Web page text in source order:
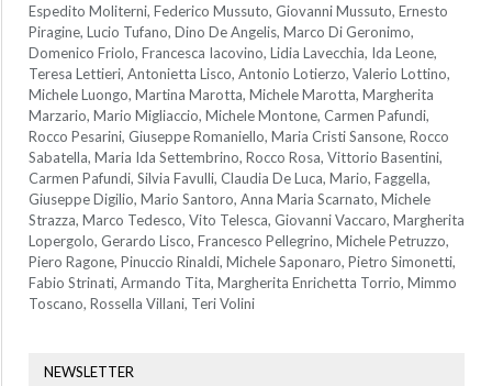
Espedito Moliterni, Federico Mussuto, Giovanni Mussuto, Ernesto
Piragine, Lucio Tufano, Dino De Angelis, Marco Di Geronimo,
Domenico Friolo, Francesca Iacovino, Lidia Lavecchia, Ida Leone,
Teresa Lettieri, Antonietta Lisco, Antonio Lotierzo, Valerio Lottino,
Michele Luongo, Martina Marotta, Michele Marotta, Margherita
Marzario, Mario Migliaccio, Michele Montone, Carmen Pafundi,
Rocco Pesarini, Giuseppe Romaniello, Maria Cristi Sansone, Rocco
Sabatella, Maria Ida Settembrino, Rocco Rosa, Vittorio Basentini,
Carmen Pafundi, Silvia Favulli, Claudia De Luca, Mario, Faggella,
Giuseppe Digilio, Mario Santoro, Anna Maria Scarnato, Michele
Strazza, Marco Tedesco, Vito Telesca, Giovanni Vaccaro, Margherita
Lopergolo, Gerardo Lisco, Francesco Pellegrino, Michele Petruzzo,
Piero Ragone, Pinuccio Rinaldi, Michele Saponaro, Pietro Simonetti,
Fabio Strinati, Armando Tita, Margherita Enrichetta Torrio, Mimmo
Toscano, Rossella Villani, Teri Volini
NEWSLETTER